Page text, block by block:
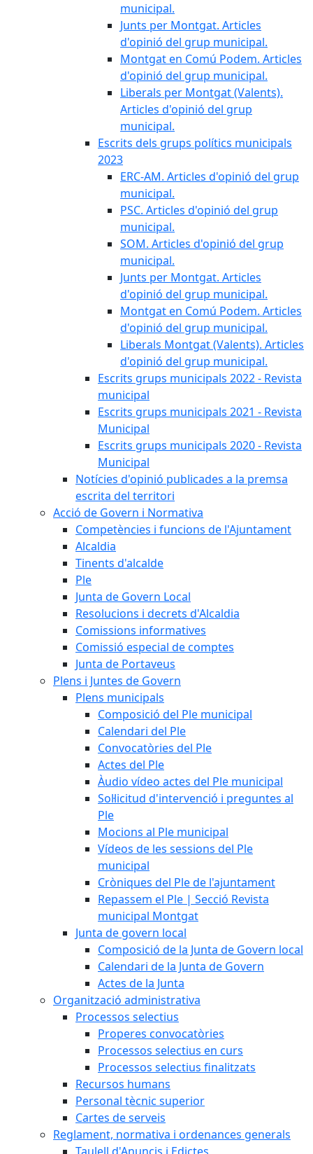
municipal.
Junts per Montgat. Articles
d'opinió del grup municipal.
Montgat en Comú Podem. Articles
d'opinió del grup municipal.
Liberals per Montgat (Valents).
Articles d'opinió del grup
municipal.
Escrits dels grups polítics municipals
2023
ERC-AM. Articles d'opinió del grup
municipal.
PSC. Articles d'opinió del grup
municipal.
SOM. Articles d'opinió del grup
municipal.
Junts per Montgat. Articles
d'opinió del grup municipal.
Montgat en Comú Podem. Articles
d'opinió del grup municipal.
Liberals Montgat (Valents). Articles
d'opinió del grup municipal.
Escrits grups municipals 2022 - Revista
municipal
Escrits grups municipals 2021 - Revista
Municipal
Escrits grups municipals 2020 - Revista
Municipal
Notícies d'opinió publicades a la premsa
escrita del territori
Acció de Govern i Normativa
Competències i funcions de l'Ajuntament
Alcaldia
Tinents d'alcalde
Ple
Junta de Govern Local
Resolucions i decrets d'Alcaldia
Comissions informatives
Comissió especial de comptes
Junta de Portaveus
Plens i Juntes de Govern
Plens municipals
Composició del Ple municipal
Calendari del Ple
Convocatòries del Ple
Actes del Ple
Àudio vídeo actes del Ple municipal
Sol·licitud d'intervenció i preguntes al
Ple
Mocions al Ple municipal
Vídeos de les sessions del Ple
municipal
Cròniques del Ple de l'ajuntament
Repassem el Ple | Secció Revista
municipal Montgat
Junta de govern local
Composició de la Junta de Govern local
Calendari de la Junta de Govern
Actes de la Junta
Organització administrativa
Processos selectius
Properes convocatòries
Processos selectius en curs
Processos selectius finalitzats
Recursos humans
Personal tècnic superior
Cartes de serveis
Reglament, normativa i ordenances generals